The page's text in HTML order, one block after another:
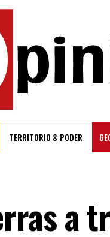
TERRITORIO & PODER
a